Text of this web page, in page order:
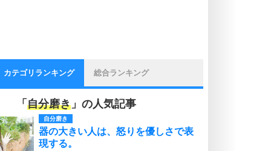
カテゴリランキング 総合ランキング
「 自分磨き 」の人気記事
自分磨き
器の大きい人は、怒りを優しさで表
現する。